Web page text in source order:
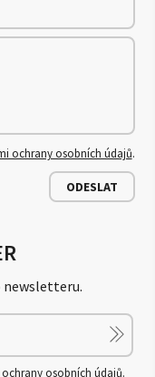
ochrany osobních údajů.
ODESLAT
newsletteru.
osobních údajů.